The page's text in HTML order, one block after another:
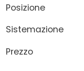
Posizione
Sistemazione
Prezzo